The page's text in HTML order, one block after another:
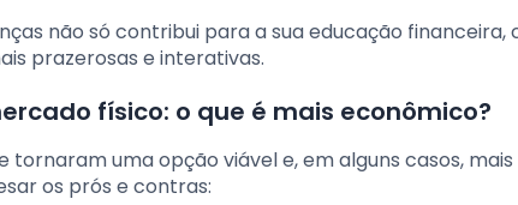
não só contribui para a sua educação financeira,
prazerosas e interativas.
físico: o que é mais econômico?
uma opção viável e, em alguns casos,
os prós e contras: